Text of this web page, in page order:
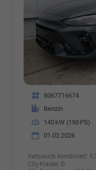
Fahrzeugnr. 8067716674
Kraftstoff
Benzin
Leistung
140 kW (190 PS)
01.02.2026
Verbrauch kombiniert:
CO2-Klasse: D